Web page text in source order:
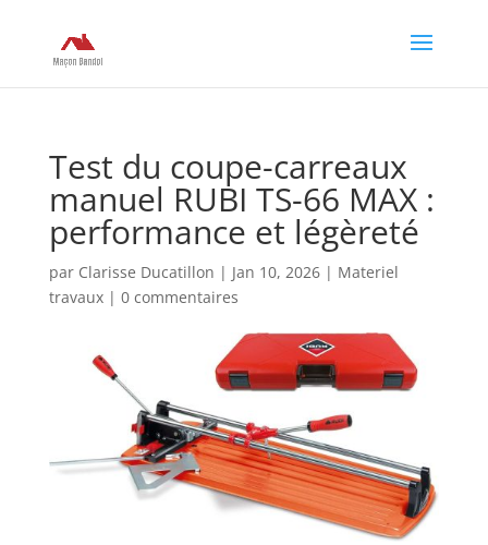
Test du coupe-carreaux
manuel RUBI TS-66 MAX :
performance et légèreté
par Clarisse Ducatillon | Jan 10, 2026| Materiel
travaux| 0 commentaires